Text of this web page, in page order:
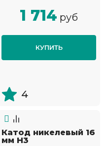
1 714 руб
КУПИТЬ
4
Катод никелевый 16
мм Н3